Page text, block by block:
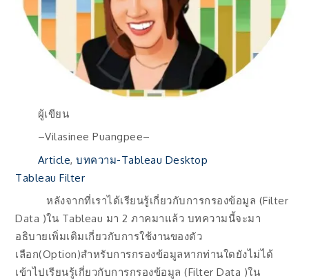
ผู้เขียน
–Vilasinee Puangpee–
Article, บทความ-Tableau Desktop
Tableau Filter
หลังจากที่เราได้เรียนรู้เกี่ยวกับการกรองข้อมูล (Filter
Data )ใน Tableau มา 2 ภาคมาแล้ว บทความนี้จะมา
อธิบายเพิ่มเติมเกี่ยวกับการใช้งานของตัว
เลือก(Option)สำหรับการกรองข้อมูลหากท่านใดยังไม่ได้
เข้าไปเรียนรู้เกี่ยวกับการกรองข้อมูล (Filter Data )ใน